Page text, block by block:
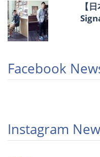
【
Facebook
Instagram